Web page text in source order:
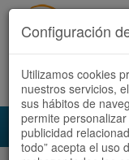
Accedeix
Configuración
Utilizamos cookies
nuestros servicios,
sus hábitos de
permite
publicidad
todo” acepta el uso